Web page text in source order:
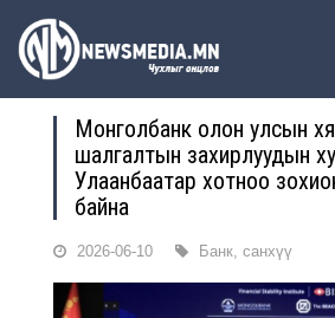
Монголбанк олон улсын
шалгалтын захирлуудын
Улаанбаатар хотноо
байна
2026-06-10 Банк, санхүү